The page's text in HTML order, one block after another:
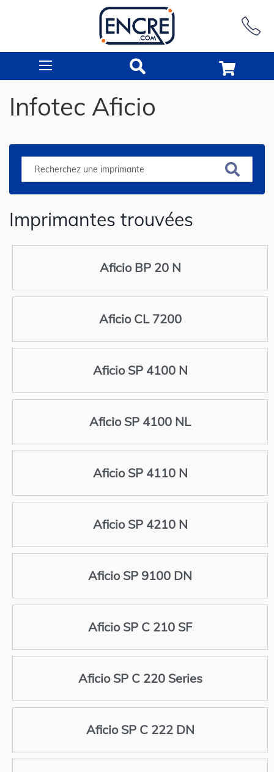
Infotec Aficio
Imprimantes trouvées
Aficio BP 20 N
Aficio CL 7200
Aficio SP 4100 N
Aficio SP 4100 NL
Aficio SP 4110 N
Aficio SP 4210 N
Aficio SP 9100 DN
Aficio SP C 210 SF
Aficio SP C 220 Series
Aficio SP C 222 DN